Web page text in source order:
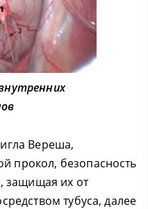
Вереша,
прокол, безопасность
защищая их от
тубуса, далее